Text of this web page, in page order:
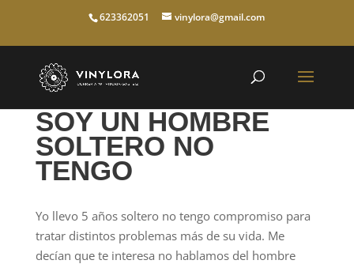
623362051 vinylora@gmail.com
SOY UN HOMBRE
SOLTERO NO
TENGO
Yo llevo 5 años soltero no tengo compromiso para
tratar distintos problemas más de su vida. Me
decían que te interesa no hablamos del hombre